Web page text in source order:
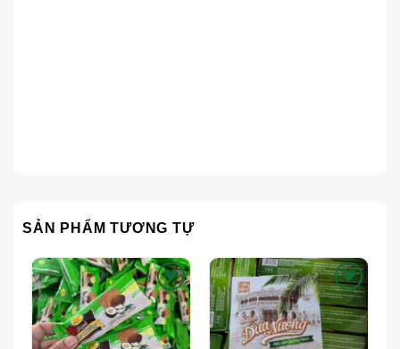
SẢN PHẨM TƯƠNG TỰ
Thích Thích